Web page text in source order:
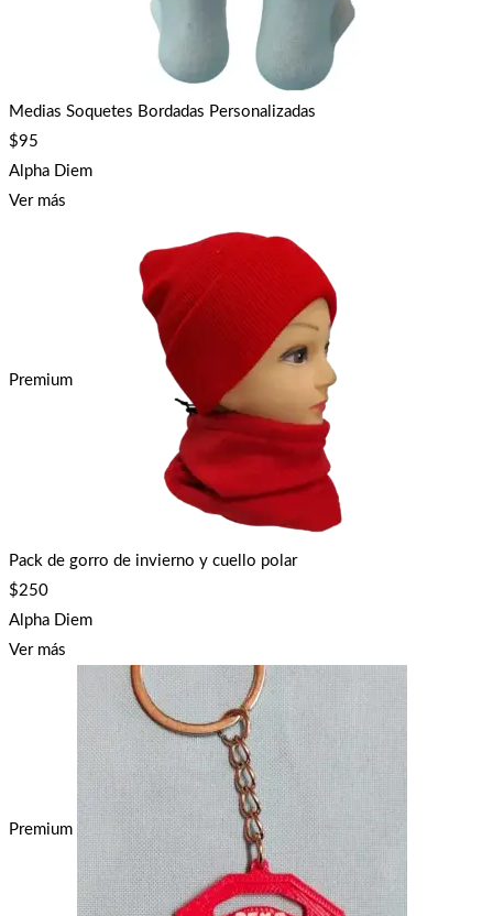
Medias Soquetes Bordadas Personalizadas
$95
Alpha Diem
Ver más
Premium
Pack de gorro de invierno y cuello polar
$250
Alpha Diem
Ver más
Premium